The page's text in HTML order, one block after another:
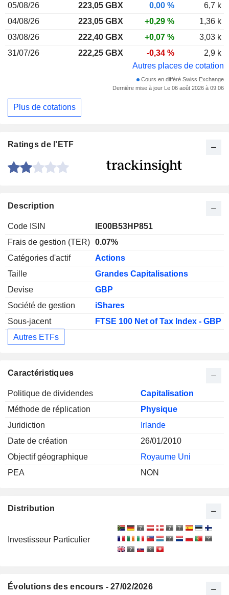
05/08/26
223,05 GBX 0,00 %
6,7 k
04/08/26
223,05 GBX +0,29 %
1,36 k
03/08/26
222,40 GBX +0,07 %
3,03 k
31/07/26
222,25 GBX -0,34 %
2,9 k
Autres places de cotation
Cours en différé Swiss Exchange
Dernière mise à jour Le 06 août 2026 à 09:06
Plus de cotations
Ratings de l'ETF
Description
Code ISIN
IE00B53HP851
Frais de gestion (TER) 0.07%
Catégories d'actif
Actions
Taille
Grandes Capitalisations
Devise
GBP
Société de gestion
iShares
Sous-jacent
FTSE 100 Net of Tax Index - GBP
Autres ETFs
Caractéristiques
Politique de dividendes
Capitalisation
Méthode de réplication
Physique
Juridiction
Irlande
Date de création
26/01/2010
Objectif géographique
Royaume Uni
PEA
NON
Distribution
Investisseur Particulier
Évolutions des encours - 27/02/2026